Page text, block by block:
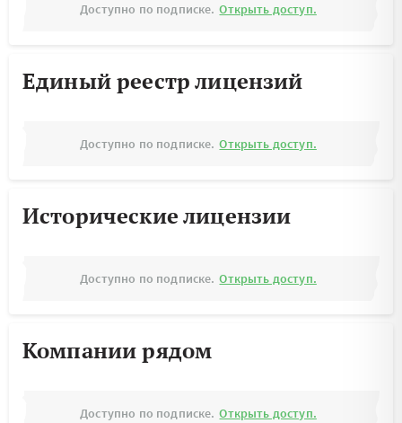
Доступно по подписке. Открыть доступ.
Единый реестр лицензий
Доступно по подписке. Открыть доступ.
Исторические лицензии
Доступно по подписке. Открыть доступ.
Компании рядом
Доступно по подписке. Открыть доступ.